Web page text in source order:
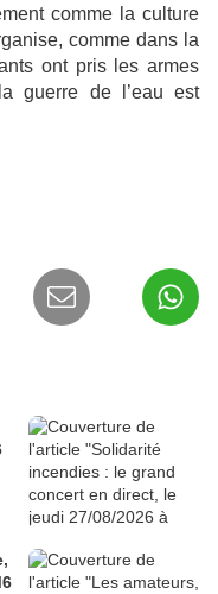
comme la culture
comme dans la
ont pris les armes
guerre de l’eau est